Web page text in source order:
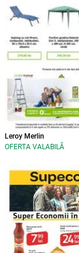
Leroy Merlin
OFERTA VALABILĂ